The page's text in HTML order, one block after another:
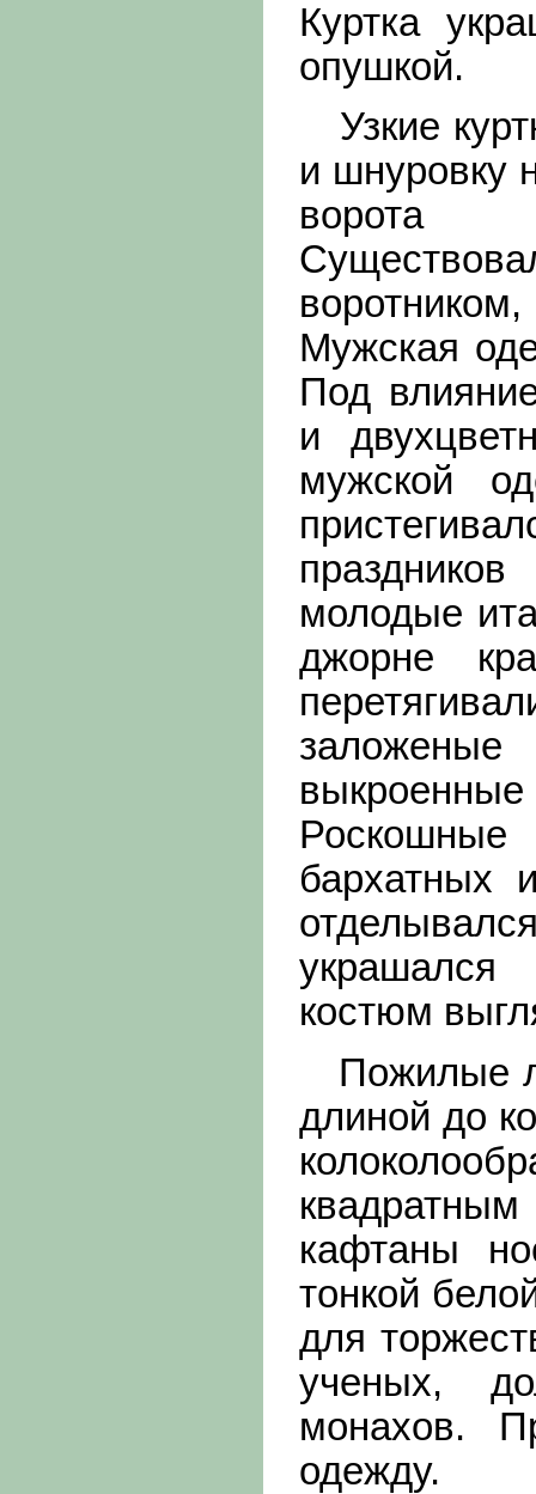
Куртка
опушкой.
Узкие
и шнуровку
ворота
Мужская
Под
и
мужской
молодые
джорне
бархатных
украшался
костюм
Пожилые
длиной до
кафтаны
тонкой
для
ученых,
монахов.
одежду.